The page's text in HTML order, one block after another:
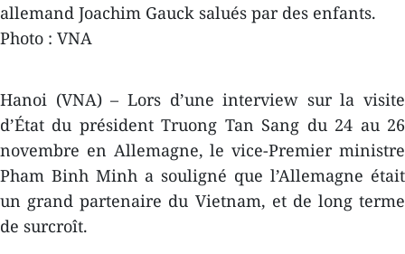
allemand Joachim Gauck salués par des enfants.
Photo : VNA
Hanoi (VNA) – Lors d’une interview sur la visite
d’État du président Truong Tan Sang du 24 au 26
novembre en Allemagne, le vice-Premier ministre
Pham Binh Minh a souligné que l’Allemagne était
un grand partenaire du Vietnam, et de long terme
de surcroît.